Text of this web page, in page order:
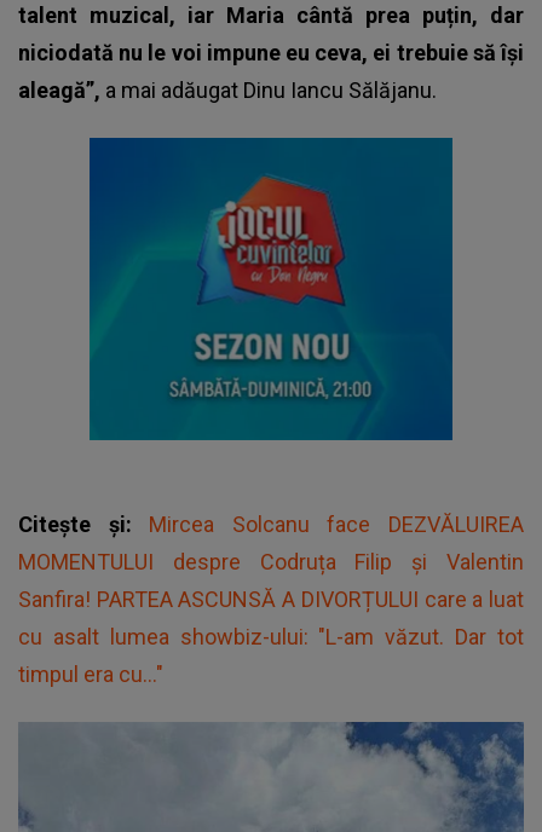
talent muzical, iar Maria cântă prea puțin, dar
niciodată nu le voi impune eu ceva, ei trebuie să își
aleagă”, a mai adăugat Dinu Iancu Sălăjanu.
Citește și: Mircea Solcanu face DEZVĂLUIREA
MOMENTULUI despre Codruța Filip și Valentin
Sanfira! PARTEA ASCUNSĂ A DIVORȚULUI care a luat
cu asalt lumea showbiz-ului: "L-am văzut. Dar tot
timpul era cu..."